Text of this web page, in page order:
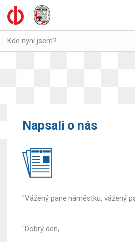
Kde nyní jsem?
Napsali o nás
"Vážený pane náměstku, vážený
"Dobrý den,